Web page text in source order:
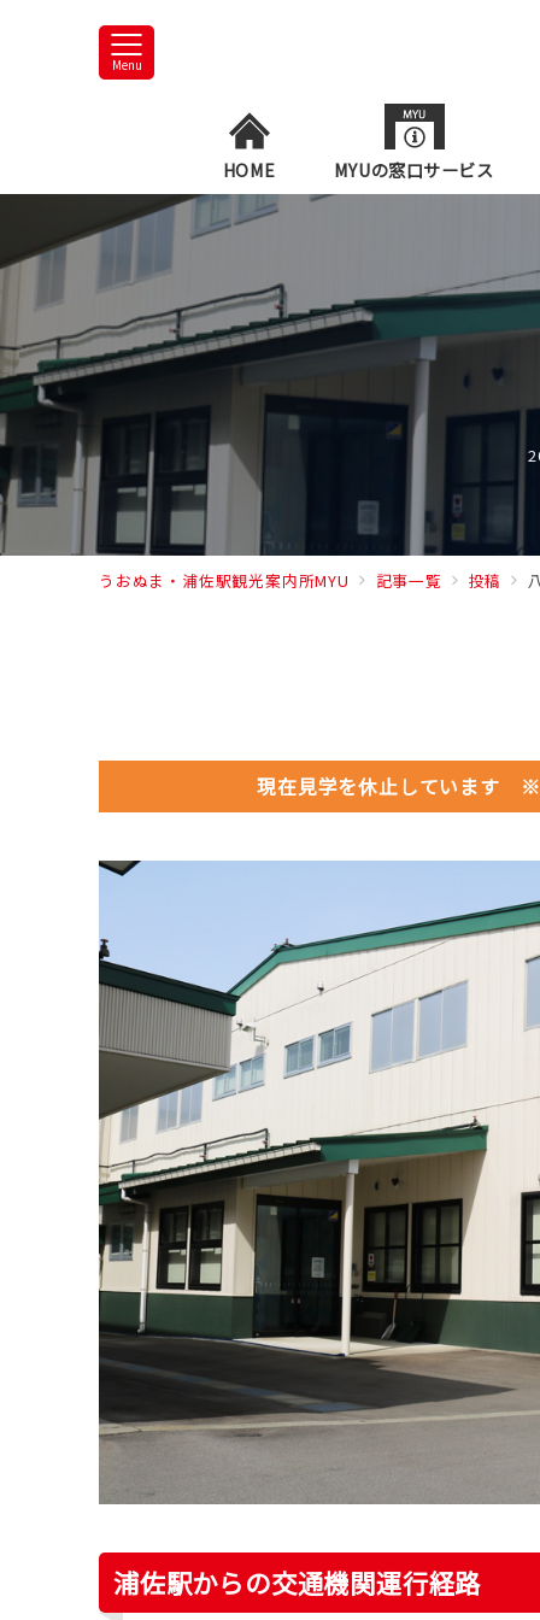
Menu
HOME MYUの窓口サービス
うおぬま・浦佐駅観光案内所MYU 記事一覧 投稿
現在見学を休止しています ※
浦佐駅からの交通機関運行経路